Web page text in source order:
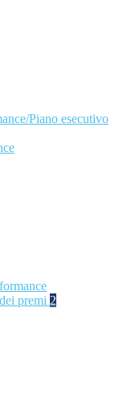
Piano esecutivo
premi 2